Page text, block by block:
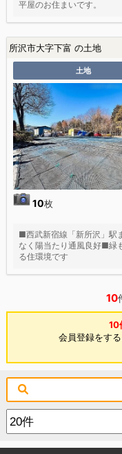
平屋のお住まいです。
所沢市大字下富 の土地
土地
10枚
■西武新宿線「新所沢」駅
なく陽当たり通風良好■緑
る住環境です
10
10
会員登録をす